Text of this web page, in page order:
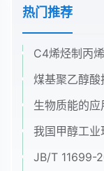
(1974-),女,天
浓缩脱水2008
理技术的研究
质各级过滤材
质来说明。但
以下四大类物
滤芯的使用寿
热门推荐
C4烯烃制丙
煤基聚乙醇酸
生物质能的应
我国甲醇工业